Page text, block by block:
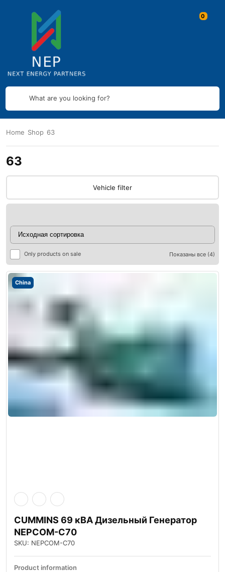
What are you looking for?
Home Shop 63
63
Vehicle filter
Only products on sale Показаны все (4)
China
CUMMINS 69 кВА Дизельный Генератор
NEPCOM-C70
SKU: NEPCOM-C70
Product information